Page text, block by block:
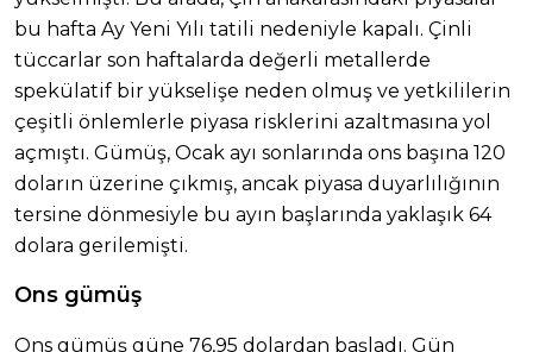
bu hafta Ay Yeni Yılı tatili nedeniyle kapalı. Çinli
tüccarlar son haftalarda değerli metallerde
spekülatif bir yükselişe neden olmuş ve yetkililerin
çeşitli önlemlerle piyasa risklerini azaltmasına yol
açmıştı. Gümüş, Ocak ayı sonlarında ons başına 120
doların üzerine çıkmış, ancak piyasa duyarlılığının
tersine dönmesiyle bu ayın başlarında yaklaşık 64
dolara gerilemişti.
Ons gümüş
Ons gümüş güne 76,95 dolardan başladı. Gün